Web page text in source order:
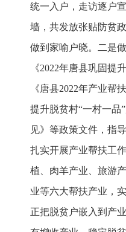
统一入户，走访逐户
墙，共发放张贴防贫
做到家喻户晓。二是
《2022年唐县巩固提
《唐县2022年产业帮
提升脱贫村“一村一品
见》等政策文件，指
扎实开展产业帮扶工
植、肉羊产业、旅游
业等六大帮扶产业，
正把脱贫户嵌入到产